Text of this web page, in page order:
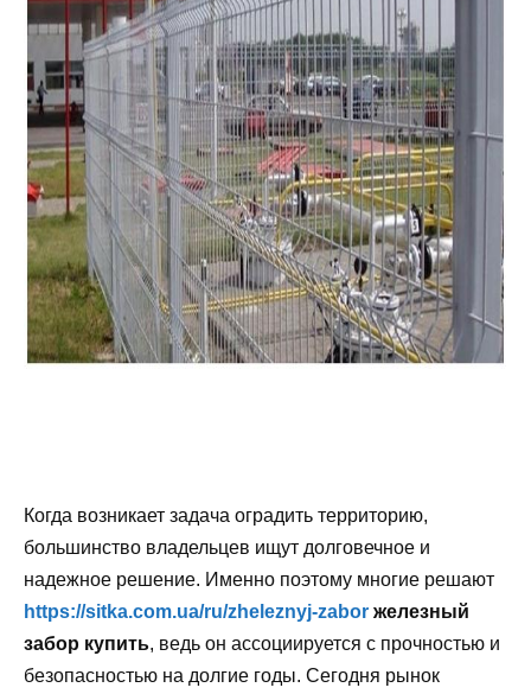
Когда возникает задача оградить территорию,
большинство владельцев ищут долговечное и
надежное решение. Именно поэтому многие решают
https://sitka.com.ua/ru/zheleznyj-zabor железный
забор купить, ведь он ассоциируется с прочностью и
безопасностью на долгие годы. Сегодня рынок